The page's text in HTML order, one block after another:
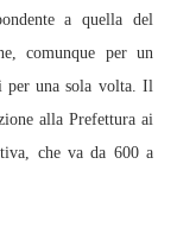
a quella del
comunque per un
per una sola volta. Il
alla Prefettura ai
che va da 600 a